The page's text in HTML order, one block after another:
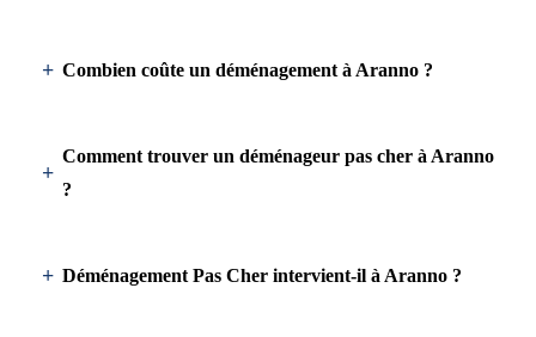
Combien coûte un déménagement à Aranno ?
Comment trouver un déménageur pas cher à Aranno
?
Déménagement Pas Cher intervient-il à Aranno ?